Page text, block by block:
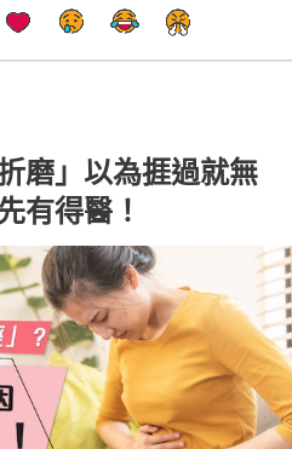
磨」以為捱過就無
有得醫！